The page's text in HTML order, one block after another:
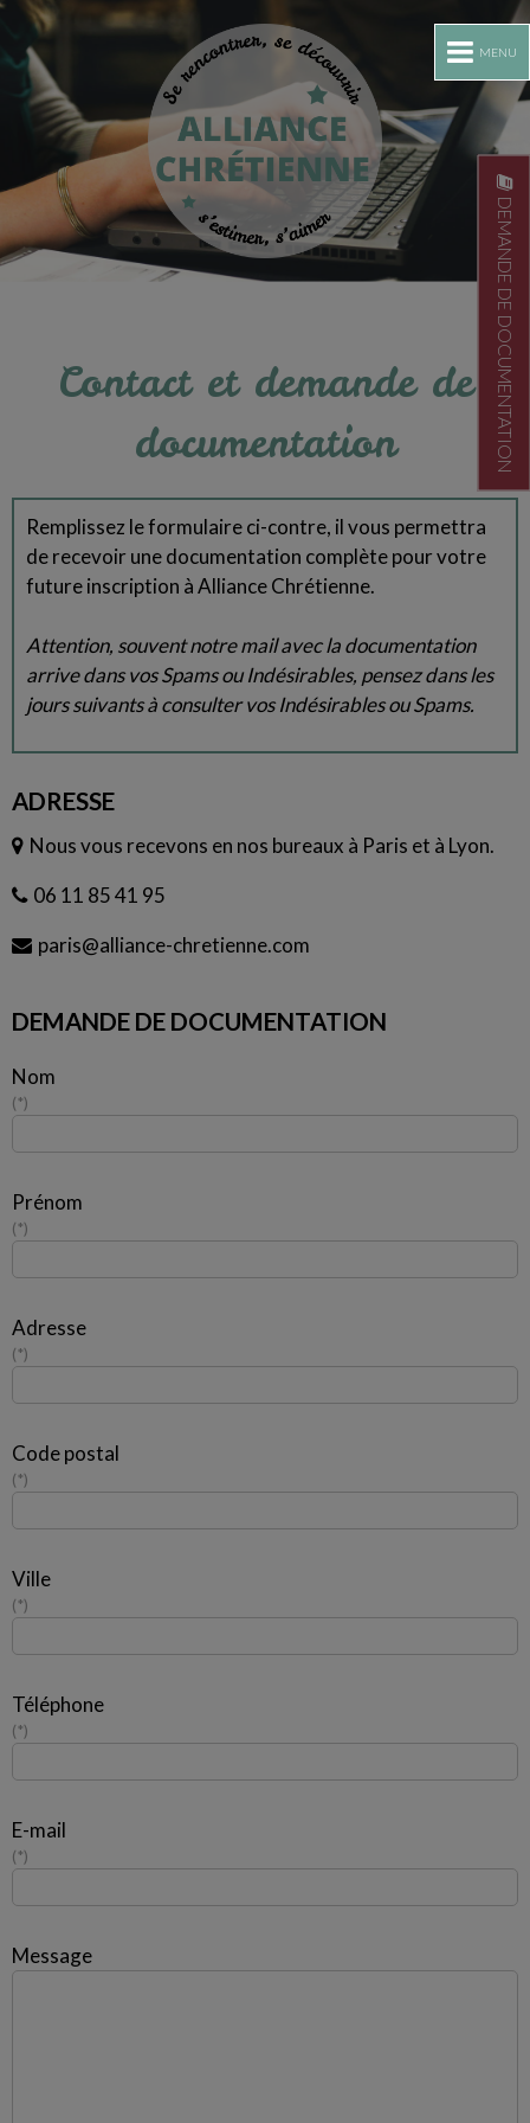
MENU
DEMANDE DE DOCUMENTATION
Contact et demande de
documentation
Remplissez le formulaire ci-contre, il vous permettra
de recevoir une documentation complète pour votre
future inscription à Alliance Chrétienne.
Attention, souvent notre mail avec la documentation
arrive dans vos Spams ou Indésirables, pensez dans les
jours suivants à consulter vos Indésirables ou Spams.
ADRESSE
Nous vous recevons en nos bureaux à Paris et à Lyon.
06 11 85 41 95
paris@alliance-chretienne.com
DEMANDE DE DOCUMENTATION
Nom
*
Prénom
*
Adresse
*
Code postal
*
Ville
*
Téléphone
*
E-mail
*
Message